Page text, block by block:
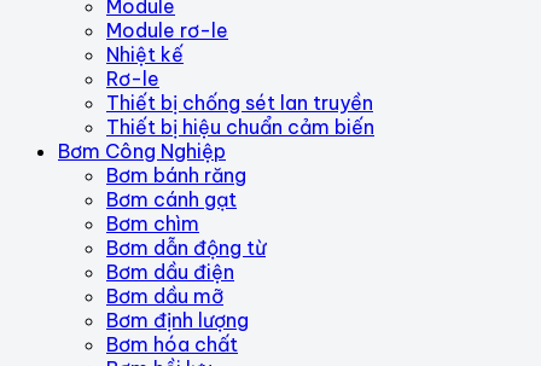
Module
Module rơ-le
Nhiệt kế
Rơ-le
Thiết bị chống sét lan truyền
Thiết bị hiệu chuẩn cảm biến
Bơm Công Nghiệp
Bơm bánh răng
Bơm cánh gạt
Bơm chìm
Bơm dẫn động từ
Bơm dầu điện
Bơm dầu mỡ
Bơm định lượng
Bơm hóa chất